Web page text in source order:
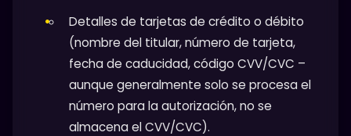
Detalles de tarjetas de crédito o débito
(nombre del titular, número de tarjeta,
fecha de caducidad, código CVV/CVC –
aunque generalmente solo se procesa el
número para la autorización, no se
almacena el CVV/CVC).